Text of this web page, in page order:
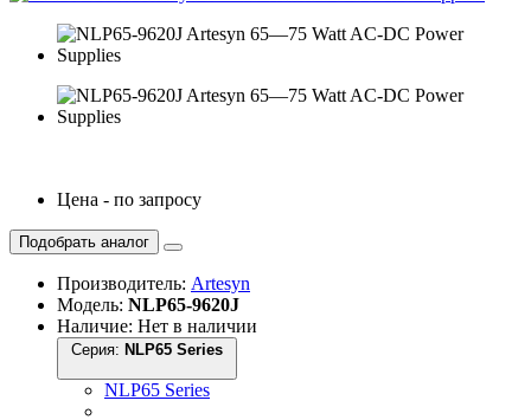
Цена - по запросу
Подобрать аналог
Производитель: Artesyn
Модель: NLP65-9620J
Наличие: Нет в наличии
Серия:
NLP65 Series